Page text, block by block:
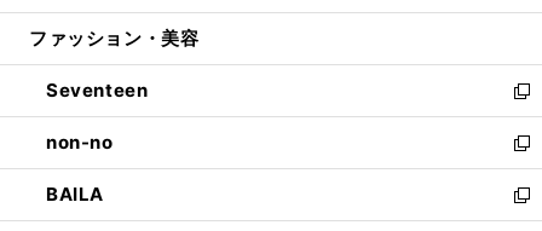
開
ウ
開
く
ン
ウ
で
開
く
ウ
ン
ド
ウ
で
開
く
ファッション・美容
Seventeen
新
し
い
ウ
ィ
ン
non-no
新
し
い
ウ
BAILA
新
し